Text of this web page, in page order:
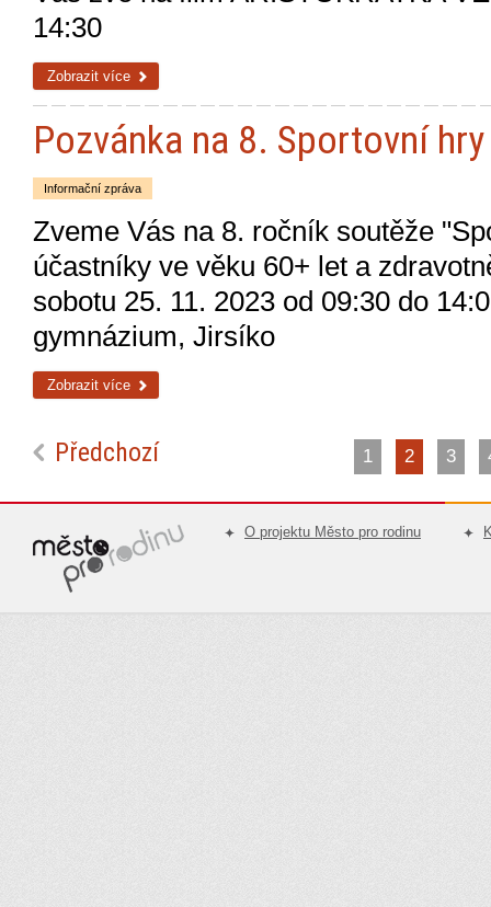
14:30
Zobrazit více
Pozvánka na 8. Sportovní
Informační zpráva
Zveme Vás na 8. ročník soutěže
účastníky ve věku 60+ let a
sobotu 25. 11. 2023 od 09:30 do
gymnázium, Jirsíko
Zobrazit více
Předchozí 1 2 3
O projektu Město pro rodinu